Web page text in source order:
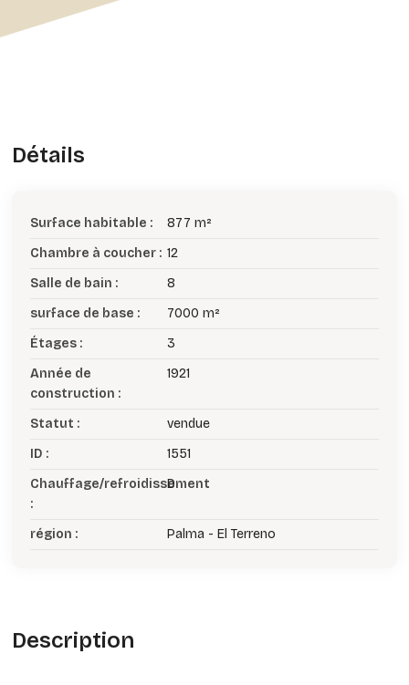
Détails
Surface habitable :
877 m²
Chambre à coucher : 12
Salle de bain :
8
surface de base :
7000 m²
Étages :
3
Année de
construction :
1921
Statut :
vendue
ID :
1551
Chauffage/refroidissement
:
D
région : Palma - El Terreno
Description